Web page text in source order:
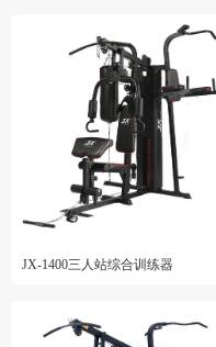
JX-1400三人站综合训练器